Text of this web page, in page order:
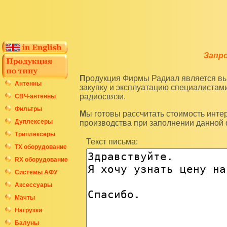
Антенны
СВЧ-антенны
Фильтры
Дуплексеры
Триплексеры
ТХ оборудование
RX оборудование
Системы АФУ
Аксессуары
Мачты
Нагрузки
Балуны
Продукция Фирмы Радиал является высокотехнологичным оборудованием и подразумевает
закупку и эксплуатацию
радиосвязи.
Мы готовы рассчитать стоимость интересующих вас изделий по последним ценам нашего
производства при заполнении
Текст письма: